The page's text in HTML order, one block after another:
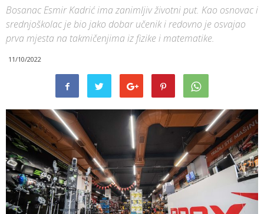
Bosanac Esmir Kadrić ima zanimljiv životni put. Kao osnovac i
srednjoškolac je bio jako dobar učenik i redovno je osvajao
prva mjesta na takmičenjima iz fizike i matematike.
11/10/2022